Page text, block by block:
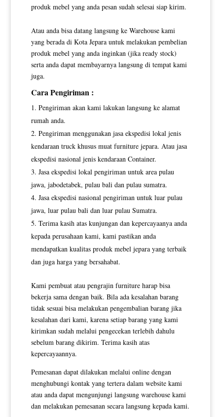
produk mebel yang anda pesan sudah selesai siap kirim.
Atau anda bisa datang langsung ke Warehouse kami
yang berada di Kota Jepara untuk melakukan pembelian
produk mebel yang anda inginkan (jika ready stock)
serta anda dapat membayarnya langsung di tempat kami
juga.
Cara Pengiriman :
Pengiriman akan kami lakukan langsung ke alamat
rumah anda.
Pengiriman menggunakan jasa ekspedisi lokal jenis
kendaraan truck khusus muat furniture jepara. Atau jasa
ekspedisi nasional jenis kendaraan Container.
Jasa ekspedisi lokal pengiriman untuk area pulau
jawa, jabodetabek, pulau bali dan pulau sumatra.
Jasa ekspedisi nasional pengiriman untuk luar pulau
jawa, luar pulau bali dan luar pulau Sumatra.
Terima kasih atas kunjungan dan kepercayaanya anda
kepada perusahaan kami, kami pastikan anda
mendapatkan kualitas produk mebel jepara yang terbaik
dan juga harga yang bersahabat.
Kami pembuat atau pengrajin furniture harap bisa
bekerja sama dengan baik. Bila ada kesalahan barang
tidak sesuai bisa melakukan pengembalian barang jika
kesalahan dari kami, karena setiap barang yang kami
kirimkan sudah melalui pengecekan terlebih dahulu
sebelum barang dikirim. Terima kasih atas
kepercayaannya.
Pemesanan dapat dilakukan melalui online dengan
menghubungi kontak yang tertera dalam website kami
atau anda dapat mengunjungi langsung warehouse kami
dan melakukan pemesanan secara langsung kepada kami.